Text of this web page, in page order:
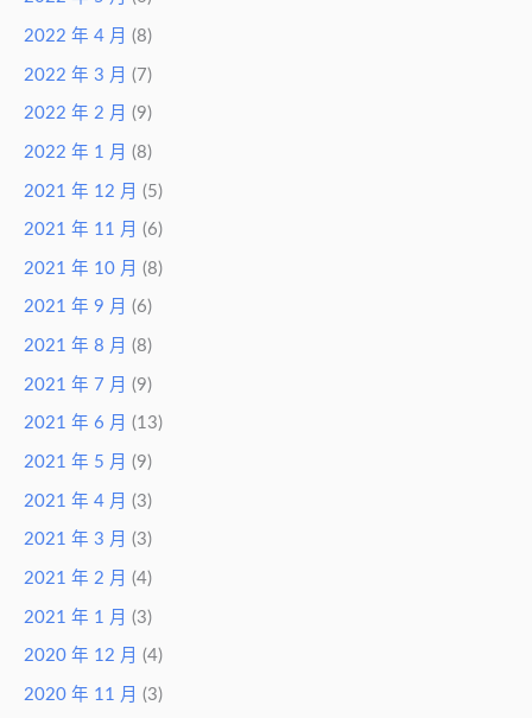
2022 年 4 月 (8)
2022 年 3 月 (7)
2022 年 2 月 (9)
2022 年 1 月 (8)
2021 年 12 月 (5)
2021 年 11 月 (6)
2021 年 10 月 (8)
2021 年 9 月 (6)
2021 年 8 月 (8)
2021 年 7 月 (9)
2021 年 6 月 (13)
2021 年 5 月 (9)
2021 年 4 月 (3)
2021 年 3 月 (3)
2021 年 2 月 (4)
2021 年 1 月 (3)
2020 年 12 月 (4)
2020 年 11 月 (3)